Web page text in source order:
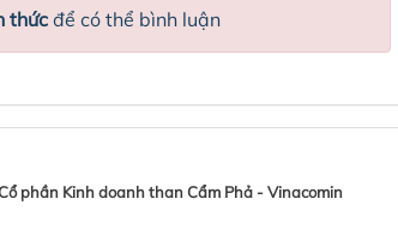
thứcđể có thể bình luận
phần Kinh doanh than Cẩm Phả - Vinacomin